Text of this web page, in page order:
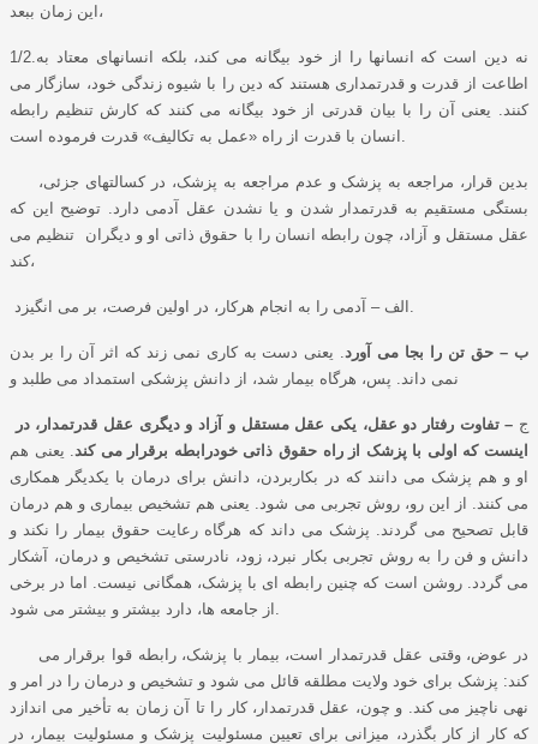
این زمان ببعد،
1/2.نه دین است که انسانها را از خود بیگانه می کند، بلکه انسانهای معتاد به
اطاعت از قدرت و قدرتمداری هستند که دین را با شیوه زندگی خود، سازگار می
کنند. یعنی آن را با بیان قدرتی از خود بیگانه می کنند که کارش تنظیم رابطه
بستگی مستقیم به قدرتمدار شدن و یا نشدن عقل آدمی دارد. توضیح این که
عقل مستقل و آزاد، چون رابطه انسان را با حقوق ذاتی او و دیگران تنظیم می
کند،
ب – حق تن را بجا می آورد. یعنی دست به کاری نمی زند که اثر آن را بر بدن
نمی داند. پس، هرگاه بیمار شد، از دانش پزشکی استمداد می طلبد و
ج – تفاوت رفتار دو عقل، یکی عقل مستقل و آزاد و دیگری عقل قدرتمدار، در
اینست که اولی با پزشک از راه حقوق ذاتی خودرابطه برقرار می کند. یعنی هم
او و هم پزشک می دانند که در بکاربردن، دانش برای درمان با یکدیگر همکاری
می کنند. از این رو، روش تجربی می شود. یعنی هم تشخیص بیماری و هم درمان
قابل تصحیح می گردند. پزشک می داند که هرگاه رعایت حقوق بیمار را نکند و
دانش و فن را به روش تجربی بکار نبرد، زود، نادرستی تشخیص و درمان، آشکار
می گردد. روشن است که چنین رابطه ای با پزشک، همگانی نیست. اما در برخی
کند: پزشک برای خود ولایت مطلقه قائل می شود و تشخیص و درمان را در امر و
نهی ناچیز می کند. و چون، عقل قدرتمدار، کار را تا آن زمان به تأخیر می اندازد
که کار از کار بگذرد، میزانی برای تعیین مسئولیت پزشک و مسئولیت بیمار، در